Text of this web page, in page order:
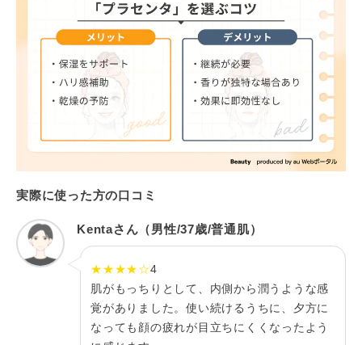
実際に使った方の口コミ
Kentaさん（男性/37歳/普通肌）
★★★★☆4
肌がもっちりとして、内側から潤うような感
覚がありました。使い続けるうちに、夕方に
なっても顔の疲れが目立ちにくくなったよう